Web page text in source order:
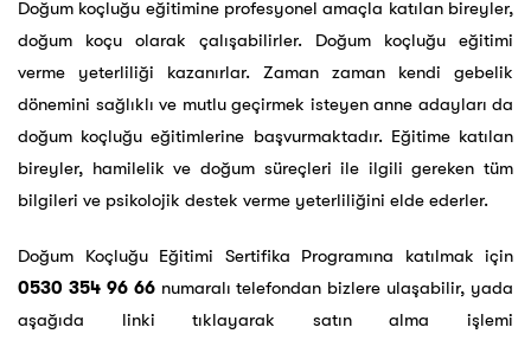
Doğum koçluğu eğitimine profesyonel amaçla katılan bireyler,
doğum koçu olarak çalışabilirler. Doğum koçluğu eğitimi
verme yeterliliği kazanırlar. Zaman zaman kendi gebelik
dönemini sağlıklı ve mutlu geçirmek isteyen anne adayları da
doğum koçluğu eğitimlerine başvurmaktadır. Eğitime katılan
bireyler, hamilelik ve doğum süreçleri ile ilgili gereken tüm
bilgileri ve psikolojik destek verme yeterliliğini elde ederler.
Doğum Koçluğu Eğitimi Sertifika Programına katılmak için
0530 354 96 66numaralı telefondan bizlere ulaşabilir, yada
aşağıda linki tıklayarak satın alma işlemi